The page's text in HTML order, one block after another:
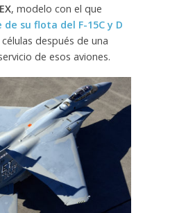
, modelo con el que
su flota del F-15C y D
después de una
de esos aviones.